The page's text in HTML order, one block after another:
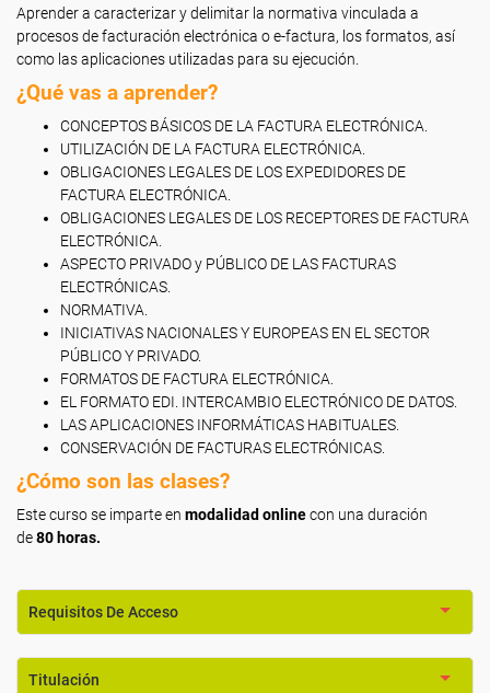
Aprender a caracterizar y delimitar la normativa vinculada a
procesos de facturación electrónica o e-factura, los formatos, así
como las aplicaciones utilizadas para su ejecución.
¿Qué vas a aprender?
CONCEPTOS BÁSICOS DE LA FACTURA ELECTRÓNICA.
UTILIZACIÓN DE LA FACTURA ELECTRÓNICA.
OBLIGACIONES LEGALES DE LOS EXPEDIDORES DE
FACTURA ELECTRÓNICA.
OBLIGACIONES LEGALES DE LOS RECEPTORES DE FACTURA
ELECTRÓNICA.
ASPECTO PRIVADO y PÚBLICO DE LAS FACTURAS
ELECTRÓNICAS.
NORMATIVA.
INICIATIVAS NACIONALES Y EUROPEAS EN EL SECTOR
PÚBLICO Y PRIVADO.
FORMATOS DE FACTURA ELECTRÓNICA.
EL FORMATO EDI. INTERCAMBIO ELECTRÓNICO DE DATOS.
LAS APLICACIONES INFORMÁTICAS HABITUALES.
CONSERVACIÓN DE FACTURAS ELECTRÓNICAS.
¿Cómo son las clases?
Este curso se imparte en modalidad onlinecon una duración
de80 horas.
Requisitos De Acceso
Titulación